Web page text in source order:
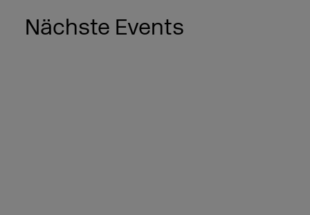
Nächste Events